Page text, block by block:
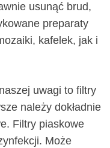
usunąć brud,
preparaty
kafelek, jak i
uwagi to filtry
należy dokładnie
Filtry piaskowe
Może